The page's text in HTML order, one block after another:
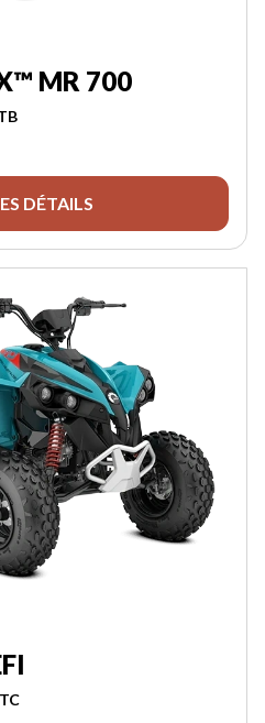
MR 700
DÉTAILS